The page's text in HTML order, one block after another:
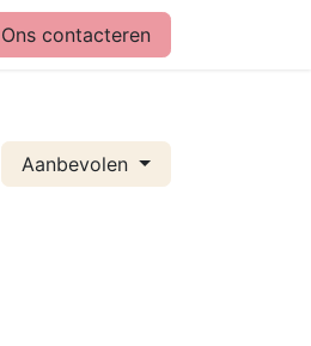
Vragen over menstruatiecups
Ons contacteren
Aanbevolen